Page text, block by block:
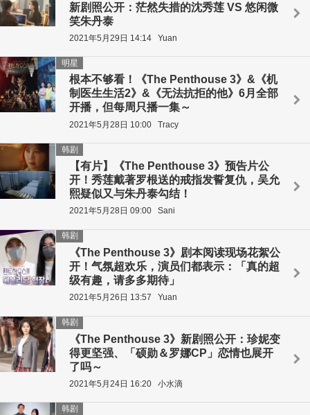
新剧照公开：茫然失措的沈秀莲 VS 悠闲微
笑朱丹泰
2021年5月29日 14:14 Yuan
根本不够看！《The Penthouse 3》&《机
制医生生活2》&《无法抗拒的他》6月全部
开播，但每周只播一集～
明星
2021年5月28日 10:00 Tracy
【有片】《The Penthouse 3》预告片公
开！秀莲戴著罗根送的戒指发誓复仇，吴允
熙疑似又与朱丹泰勾结！
韩剧
2021年5月28日 09:00 Sani
《The Penthouse 3》剧本阅读现场花絮公
开！气氛超欢乐，演员们都表示：「真的超
级有趣，请多多期待」
韩剧
2021年5月26日 13:57 Yuan
《The Penthouse 3》新剧照公开：珍妮变
得更坚强、「硕勋＆罗娜CP」恋情也展开
了吗～
韩剧
2021年5月24日 16:20 小水滴
韩剧